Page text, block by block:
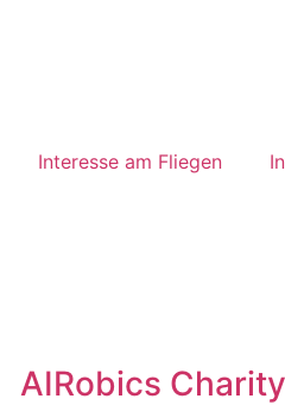
Interesse am Fliegen
AIRobics